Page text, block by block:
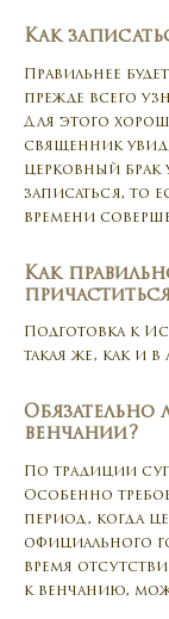
Как
Правильнее
прежде всего
Для этого
священник
церковный брак
записаться, то
времени
Как
Подготовка к
такая же, как и в
Обязательно
венчании?
По традиции
Особенно
период, когда
официального
время
к венчанию,